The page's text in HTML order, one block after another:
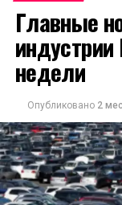
Главные
недели
Опубликовано 2